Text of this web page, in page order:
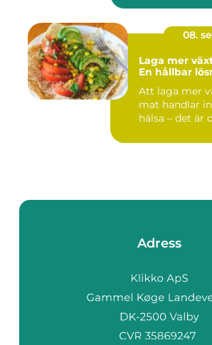
08.
Laga mer
En hållbar
Att laga mer
mat handlar
hälsa – det är
Adress